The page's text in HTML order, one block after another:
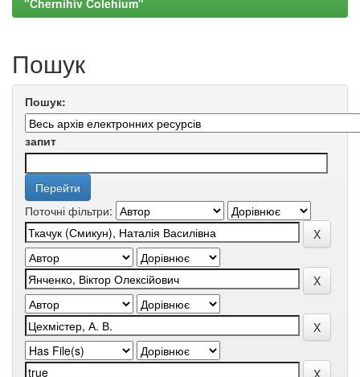
"Chernihiv Colehium"
Пошук
Пошук:
запит
Поточні фільтри: